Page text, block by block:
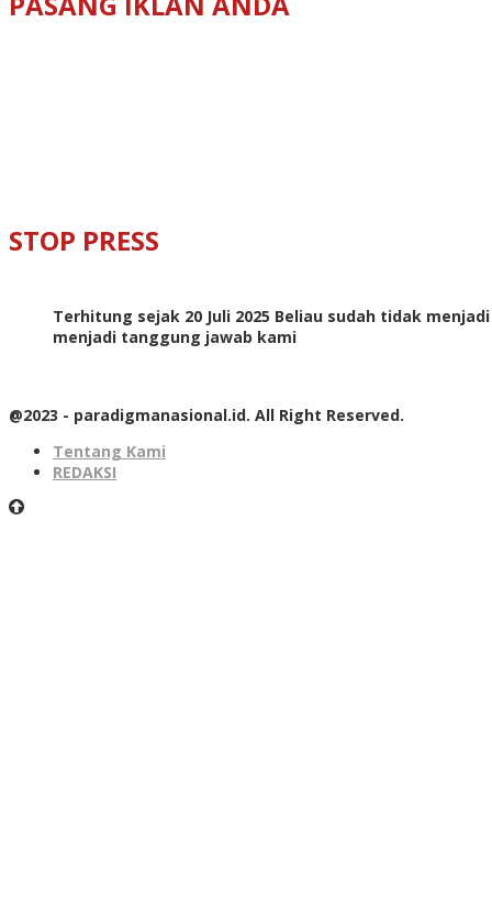
STOP PRESS
Terhitung sejak 20 Juli 2025 Beliau sudah tidak
menjadi tanggung jawab kami
@2023 - paradigmanasional.id. All Right Reserved.
Tentang Kami
REDAKSI